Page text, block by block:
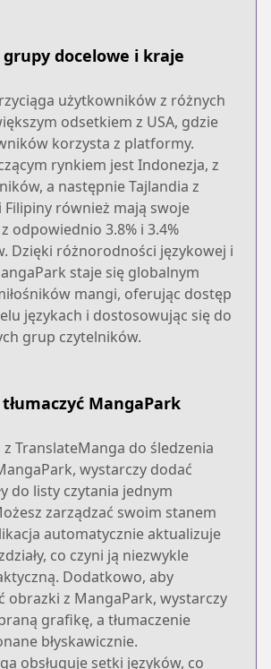
docelowe i kraje
użytkowników z różnych
odsetkiem z USA, gdzie
korzysta z platformy.
rynkiem jest Indonezja, z
a następnie Tajlandia z
Filipiny również mają swoje
odpowiednio 3.8% i 3.4%
Dzięki różnorodności językowej i
staje się globalnym
mangi, oferując dostęp
językach i dostosowując się do
grup czytelników.
MangaPark
TranslateManga do śledzenia
wystarczy dodać
do listy czytania jednym
zarządzać swoim stanem
automatycznie aktualizuje
co czyni ją niezwykle
Dodatkowo, aby
obrazki z MangaPark, wystarczy
grafikę, a tłumaczenie
błyskawicznie.
obsługuje setki języków, co